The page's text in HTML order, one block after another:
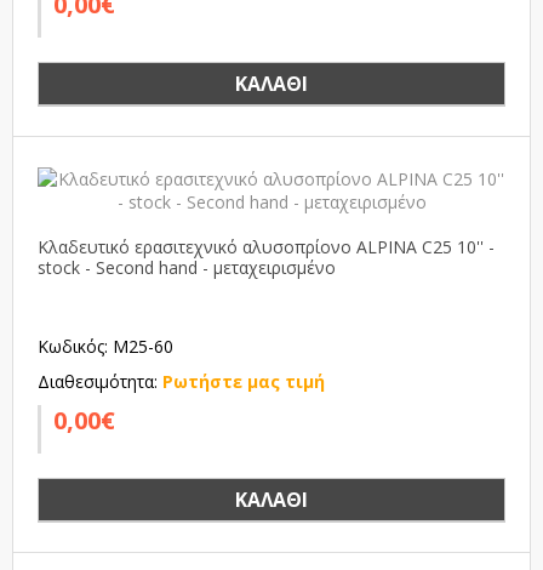
ΚΑΛΆΘΙ
Κλαδευτικό ερασιτεχνικό αλυσοπρίονο ALPINA C25 10'' -
stock - Second hand - μεταχειρισμένο
Κωδικός: M25-60
Διαθεσιμότητα: Ρωτήστε μας τιμή
0,00€
ΚΑΛΆΘΙ